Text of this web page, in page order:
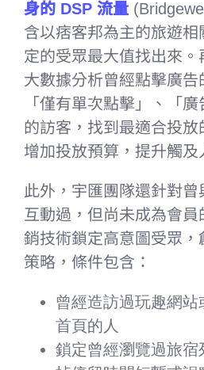
身的 DSP 流量
含以痞客邦為主的旅遊相
定的受眾最大值找出來。
大數據分析曾經點擊廣
「僅有單次點擊」、「廣
的訪客，找到最適合投放
增加投放預算，提升觸及
此外，宇匯團隊還針對
互動過，但尚未成為會
銷技術鎖定高意圖受眾，
策略，條件包含：
曾經造訪過玩趣網站
首頁的人
鎖定曾經瀏覽過旅宿